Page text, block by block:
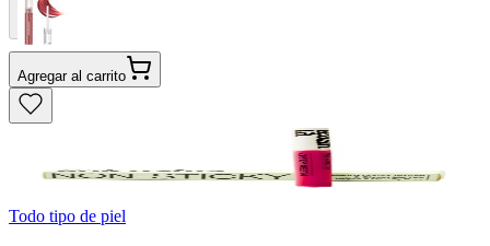
Agregar al carrito
Todo tipo de piel